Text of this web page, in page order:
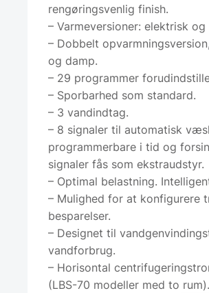
rengøringsvenlig finish.
– Varmeversioner: elektrisk og
– Dobbelt
og damp.
– 29 programmer
– Sporbarhed som standard.
– 3 vandindtag.
– 8 signaler til automatisk
programmerbare i tid og
signaler fås som ekstraudstyr.
– Optimal belastning.
– Mulighed for at konfigurere
besparelser.
– Designet til
vandforbrug.
– Horisontal
(LBS-70 modeller med to rum).